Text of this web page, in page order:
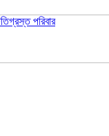
পরিবার